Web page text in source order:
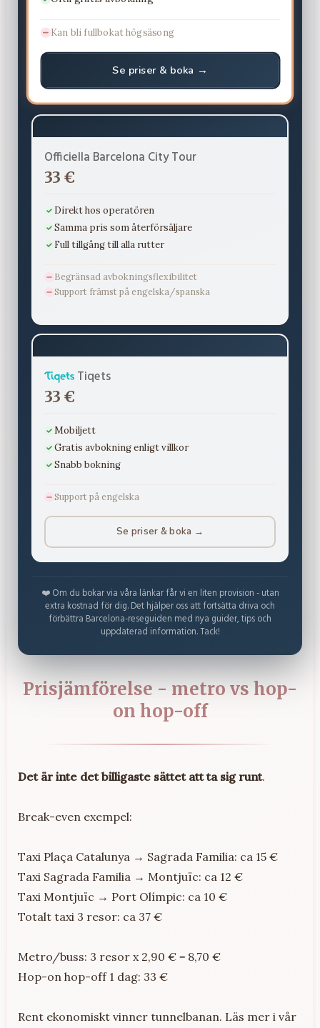
Kan bli fullbokat högsäsong
Se priser & boka →
Officiella Barcelona City Tour
33 €
Direkt hos operatören
Samma pris som återförsäljare
Full tillgång till alla rutter
Begränsad avbokningsflexibilitet
Support främst på engelska/spanska
Tiqets
33 €
Mobiljett
Gratis avbokning enligt villkor
Snabb bokning
Support på engelska
Se priser & boka →
❤️ Om du bokar via våra länkar får vi en liten provision - utan
extra kostnad för dig. Det hjälper oss att fortsätta driva och
förbättra Barcelona-reseguiden med nya guider, tips och
uppdaterad information. Tack!
Prisjämförelse - metro vs hop-
on hop-off
Det är inte det billigaste sättet att ta sig runt.
Break-even exempel:
Taxi Plaça Catalunya → Sagrada Familia: ca 15 €
Taxi Sagrada Familia → Montjuïc: ca 12 €
Taxi Montjuïc → Port Olímpic: ca 10 €
Totalt taxi 3 resor: ca 37 €
Metro/buss: 3 resor x 2,90 € = 8,70 €
Hop-on hop-off 1 dag: 33 €
Rent ekonomiskt vinner tunnelbanan. Läs mer i vår